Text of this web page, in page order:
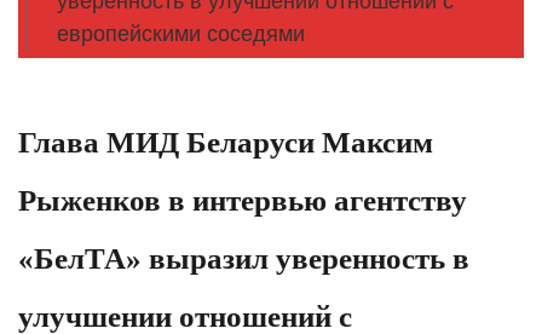
европейскими соседями
Глава МИД Беларуси Максим
Рыженков в интервью агентству
«БелТА» выразил уверенность в
улучшении отношений с